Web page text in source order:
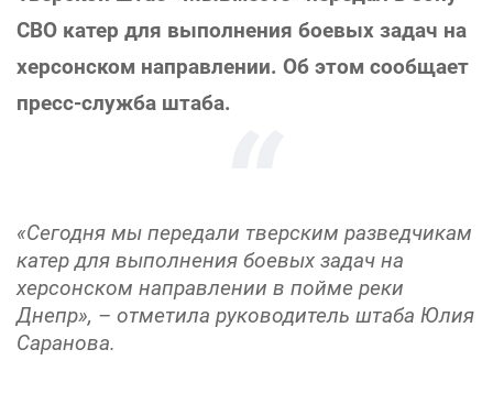
СВО катер для выполнения боевых задач на
херсонском направлении. Об этом сообщает
пресс-служба штаба.
«Сегодня мы передали тверским разведчикам
катер для выполнения боевых задач на
херсонском направлении в пойме реки
Днепр», – отметила руководитель штаба Юлия
Саранова.